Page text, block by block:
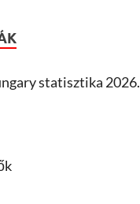
statisztika 2026.